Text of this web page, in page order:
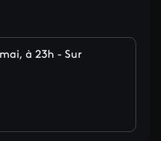
à 23h - Sur